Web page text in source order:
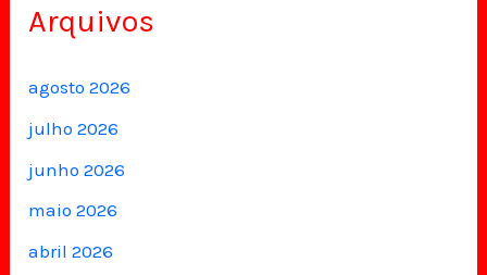
Arquivos
agosto 2026
julho 2026
junho 2026
maio 2026
abril 2026